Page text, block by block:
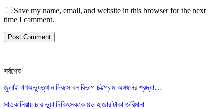
Save my name, email, and website in this browser for the next
time I comment.
সর্বশেষ
জুলাই গণঅভ্যুত্থান দিবসে বন বিভাগ চট্টগ্রাম অঞ্চলের শ্রদ্ধা…
সাতকানিয়ায় চার ভুয়া চিকিৎসককে ৪০ হাজার টাকা জরিমানা